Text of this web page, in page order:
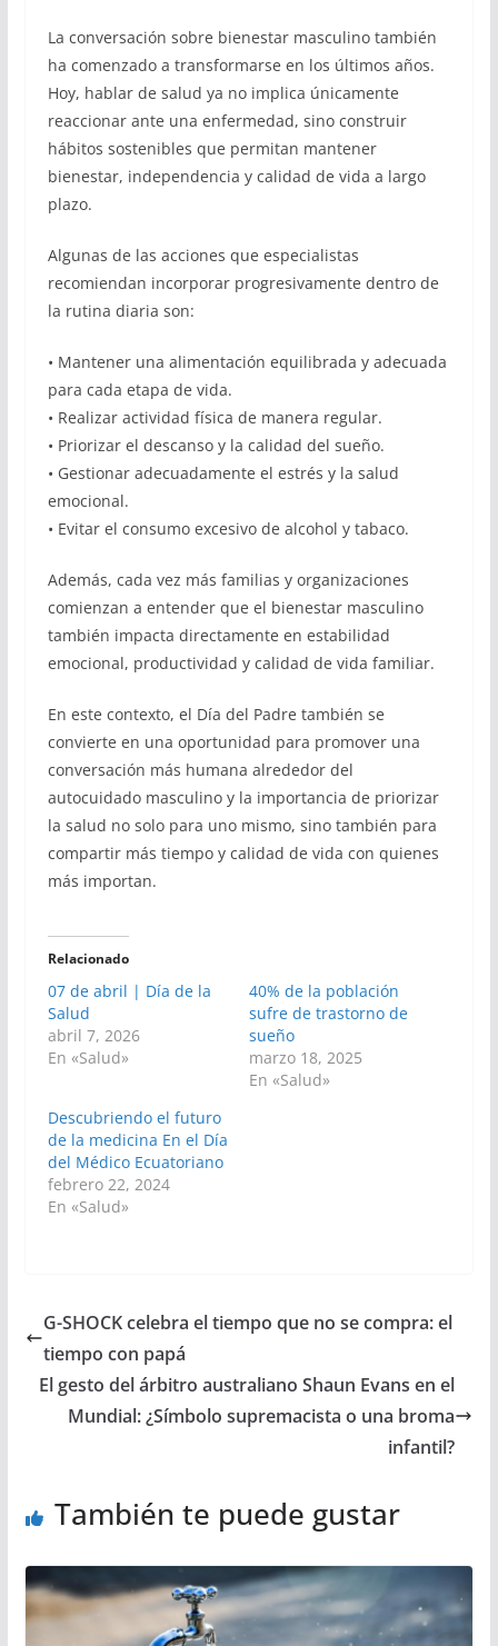
La conversación sobre bienestar masculino también
ha comenzado a transformarse en los últimos años.
Hoy, hablar de salud ya no implica únicamente
reaccionar ante una enfermedad, sino construir
hábitos sostenibles que permitan mantener
bienestar, independencia y calidad de vida a largo
plazo.
Algunas de las acciones que especialistas
recomiendan incorporar progresivamente dentro de
la rutina diaria son:
• Mantener una alimentación equilibrada y adecuada
para cada etapa de vida.
• Realizar actividad física de manera regular.
• Priorizar el descanso y la calidad del sueño.
• Gestionar adecuadamente el estrés y la salud
emocional.
• Evitar el consumo excesivo de alcohol y tabaco.
Además, cada vez más familias y organizaciones
comienzan a entender que el bienestar masculino
también impacta directamente en estabilidad
emocional, productividad y calidad de vida familiar.
En este contexto, el Día del Padre también se
convierte en una oportunidad para promover una
conversación más humana alrededor del
autocuidado masculino y la importancia de priorizar
la salud no solo para uno mismo, sino también para
compartir más tiempo y calidad de vida con quienes
más importan.
Relacionado
07 de abril | Día de la
Salud
abril 7, 2026
En «Salud»
40% de la población
sufre de trastorno de
sueño
marzo 18, 2025
En «Salud»
Descubriendo el futuro
de la medicina En el Día
del Médico Ecuatoriano
febrero 22, 2024
En «Salud»
G-SHOCK celebra el tiempo que no se compra: el
tiempo con papá
El gesto del árbitro australiano Shaun Evans en el
Mundial: ¿Símbolo supremacista o una broma
infantil?
También te puede gustar